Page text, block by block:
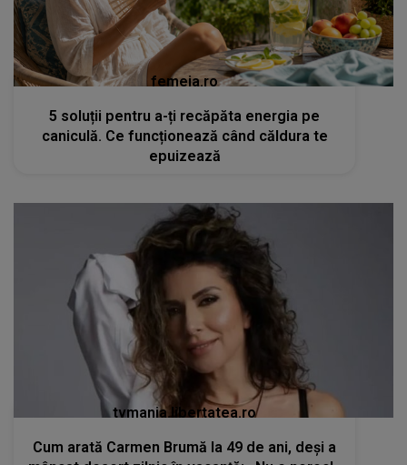
femeia.ro
5 soluții pentru a-ți recăpăta energia pe
caniculă. Ce funcționează când căldura te
epuizează
tvmania.libertatea.ro
Cum arată Carmen Brumă la 49 de ani, deși a